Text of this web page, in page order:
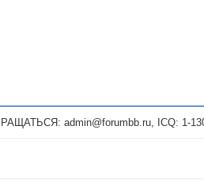
admin@forumbb.ru, ICQ: 1-130-